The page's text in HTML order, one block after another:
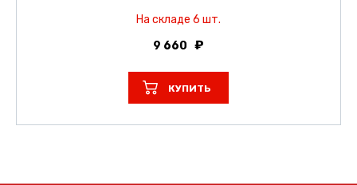
На складе 6 шт.
9 660
КУПИТЬ